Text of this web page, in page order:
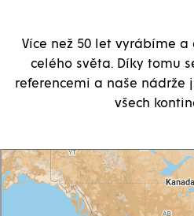
Více než 50 let vyrábíme
celého světa. Díky tomu
referencemi a naše nádrže
všech